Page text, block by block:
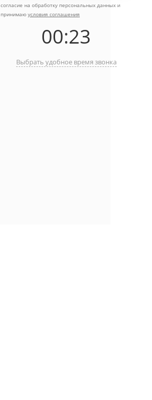
согласие на обработку персональных данных и
принимаю условия соглашения
00:23
Выбрать удобное время звонка